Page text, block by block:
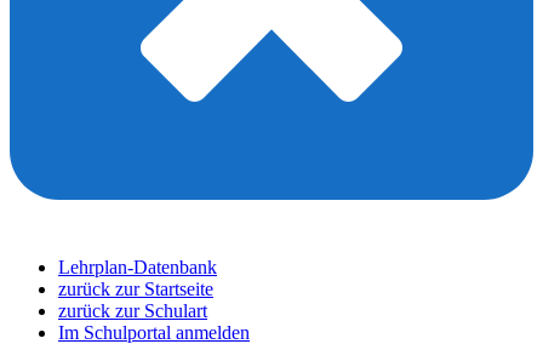
Lehrplan-Datenbank
zurück zur Startseite
zurück zur Schulart
Im Schulportal anmelden